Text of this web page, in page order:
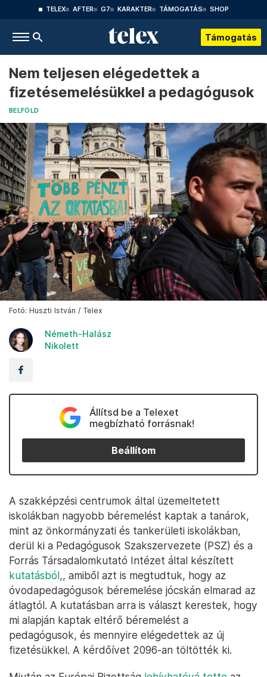
TELEX AFTER G7 KARAKTER TÁMOGATÁS SHOP
Támogatás
Nem teljesen elégedettek a
fizetésemelésükkel a pedagógusok
BELFÖLD
Fotó: Huszti István / Telex
Németh-Halász
Nikolett
Állítsd be a Telexet
megbízható forrásnak!
Beállítom
A szakképzési centrumok által üzemeltetett
iskolákban nagyobb béremelést kaptak a tanárok,
mint az önkormányzati és tankerületi iskolákban,
derül ki a Pedagógusok Szakszervezete (PSZ) és a
Forrás Társadalomkutató Intézet által készített
kutatásból,, amiből azt is megtudtuk, hogy az
óvodapedagógusok béremelése jócskán elmarad az
átlagtól. A kutatásban arra is választ kerestek, hogy
mi alapján kaptak eltérő béremelést a
pedagógusok, és mennyire elégedettek az új
fizetésükkel. A kérdőívet 2096-an töltötték ki.